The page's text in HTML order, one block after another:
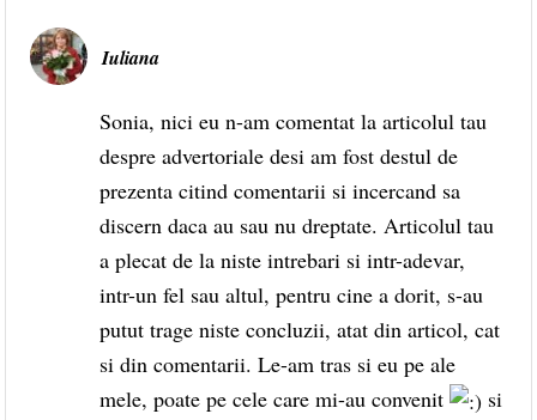
Iuliana
Sonia, nici eu n-am comentat la articolul tau
despre advertoriale desi am fost destul de
prezenta citind comentarii si incercand sa
discern daca au sau nu dreptate. Articolul tau
a plecat de la niste intrebari si intr-adevar,
intr-un fel sau altul, pentru cine a dorit, s-au
putut trage niste concluzii, atat din articol, cat
si din comentarii. Le-am tras si eu pe ale
mele, poate pe cele care mi-au convenit
si